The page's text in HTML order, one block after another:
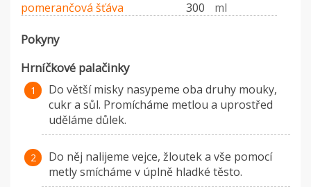
pomerančová šťáva
300 ml
Pokyny
Hrníčkové palačinky
Do větší misky nasypeme oba druhy mouky,
cukr a sůl. Promícháme metlou a uprostřed
uděláme důlek.
Do něj nalijeme vejce, žloutek a vše pomocí
metly smícháme v úplně hladké těsto.